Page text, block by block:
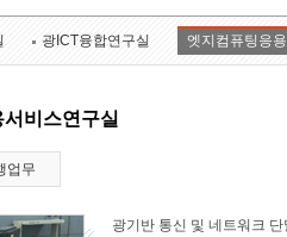
광ICT융합연구실 엣지컴퓨팅응
비스연구실
업무
광기반 통신 및 네트워크